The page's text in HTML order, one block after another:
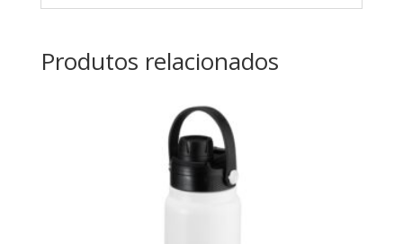
Produtos relacionados